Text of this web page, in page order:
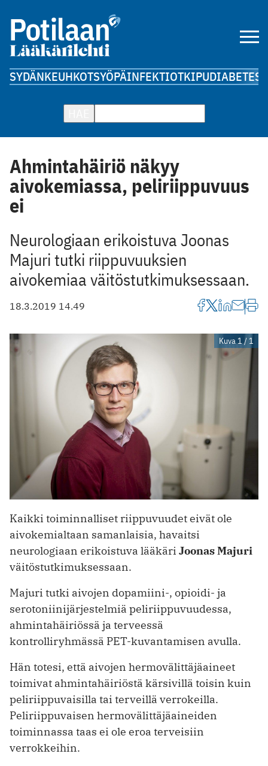
SYDÄNKEUHKOTSYÖPÄINFEKTIOTKIPUDIABETES
Ahmintahäiriö näkyy
aivokemiassa, peliriippuvuus
ei
Neurologiaan erikoistuva Joonas
Majuri tutki riippuvuuksien
aivokemiaa väitöstutkimuksessaan.
18.3.2019 14.49
Kuva 1 / 1
Kaikki toiminnalliset riippuvuudet eivät ole
aivokemialtaan samanlaisia, havaitsi
neurologiaan erikoistuva lääkäri Joonas Majuri
väitöstutkimuksessaan.
Majuri tutki aivojen dopamiini-, opioidi- ja
serotoniinijärjestelmiä peliriippuvuudessa,
ahmintahäiriössä ja terveessä
kontrolliryhmässä PET-kuvantamisen avulla.
Hän totesi, että aivojen hermovälittäjäaineet
toimivat ahmintahäiriöstä kärsivillä toisin kuin
peliriippuvaisilla tai terveillä verrokeilla.
Peliriippuvaisen hermovälittäjäaineiden
toiminnassa taas ei ole eroa terveisiin
verrokkeihin.